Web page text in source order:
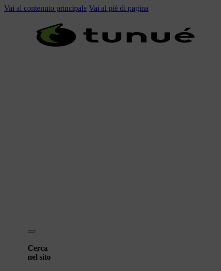
Vai al contenuto principale Vai al piè di pagina
Cerca
nel sito